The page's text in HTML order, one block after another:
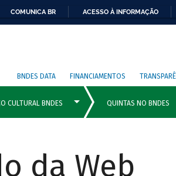
COMUNICA BR ACESSO À INFORMAÇÃO
BNDES DATA FINANCIAMENTOS
da Web